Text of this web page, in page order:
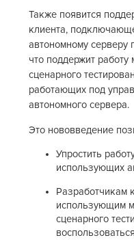
Также появится
клиента,
автономному серверу
что поддержит работу
сценарного
работающих под
автономного сервера.
Это нововведение
Упростить
использующих
Разработчикам
использующим
сценарного